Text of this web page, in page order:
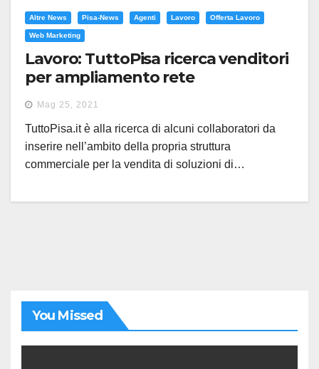
Altre News Pisa-News Agenti Lavoro Offerta Lavoro
Web Marketing
Lavoro: TuttoPisa ricerca venditori
per ampliamento rete
commerciale
Mag 25, 2021
TuttoPisa.it è alla ricerca di alcuni collaboratori da
inserire nell’ambito della propria struttura
commerciale per la vendita di soluzioni di…
You Missed